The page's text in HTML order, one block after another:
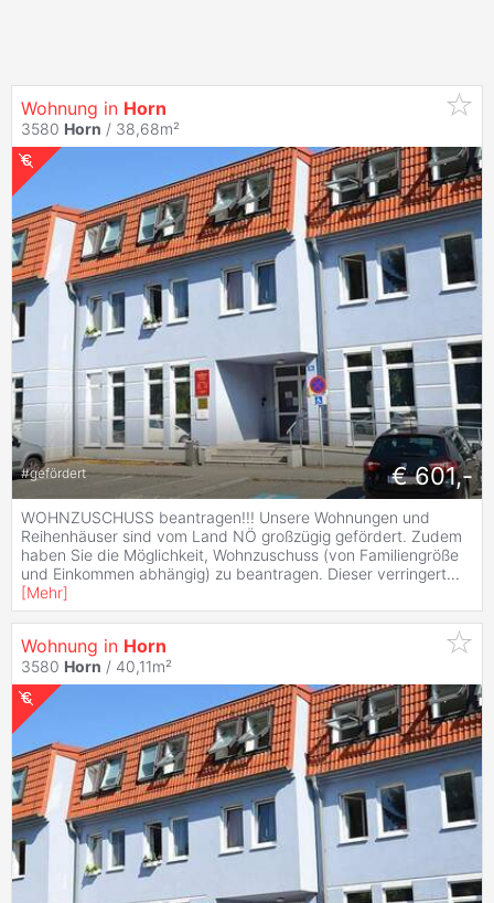
Wohnung in Horn
3580 Horn / 38,68m²
#gefördert € 601,-
WOHNZUSCHUSS beantragen!!! Unsere Wohnungen und
Reihenhäuser sind vom Land NÖ großzügig gefördert. Zudem
haben Sie die Möglichkeit, Wohnzuschuss (von Familiengröße
und Einkommen abhängig) zu beantragen. Dieser verringert...
[Mehr]
Wohnung in Horn
3580 Horn / 40,11m²